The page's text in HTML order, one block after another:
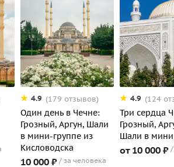
4.9 (179 отзывов)
Один день в Чечне:
Грозный, Аргун, Шали
в мини-группе из
Кисловодска
10 000 ₽ за человека
4.9 (124
Три сердца
Грозный,
Шали в
от 10 000 ₽